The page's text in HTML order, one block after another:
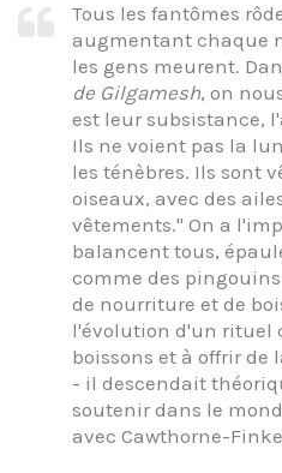
Tous les fantômes
augmentant chaque
les gens meurent.
de Gilgamesh, on
est leur subsistance,
Ils ne voient pas la
les ténèbres. Ils sont
oiseaux, avec des
vêtements." On a
balancent tous,
comme des
de nourriture et de
l'évolution d'un rituel
boissons et à offrir
- il descendait
soutenir dans le
avec Cawthorne-